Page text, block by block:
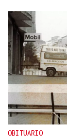
OBITUARIO